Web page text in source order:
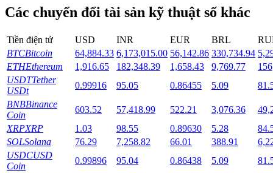
Launchpool
Đặt cọc linh hoạt để kiếm được các token phổ biến.
Các chuyển đổi tài sản kỹ thuật số khác
Tiền điện tử USD INR EUR BRL
BTCBitcoin 64,884.33 6,173,015.00 56,142.86 330,734.94
ETHEthereum 1,916.65 182,348.39 1,658.43 9,769.77
USDTTether
USDt
0.99916 95.05 0.86455 5.09
BNBBinance
Coin
603.52 57,418.99 522.21 3,076.36
XRPXRP 1.03 98.55 0.89630 5.28
SOLSolana 76.29 7,258.82 66.01 388.91
USDCUSD
Coin
0.99896 95.04 0.86438 5.09